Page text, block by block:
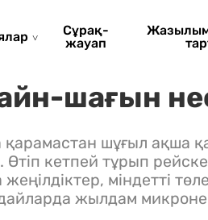
Сұрақ-
жауап
шағын
шұғыл ақша
кетпей тұрып рейске
міндетті
жылдам